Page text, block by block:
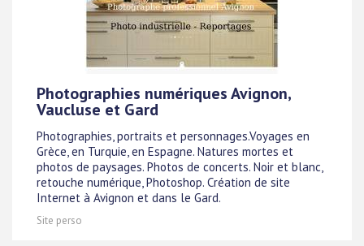
Photographies numériques Avignon,
Vaucluse et Gard
Photographies, portraits et personnages.Voyages en
Grèce, en Turquie, en Espagne. Natures mortes et
photos de paysages. Photos de concerts. Noir et blanc,
retouche numérique, Photoshop. Création de site
Internet à Avignon et dans le Gard.
Site perso